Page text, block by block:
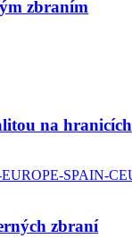
zbraním
na hranicích
zbraní